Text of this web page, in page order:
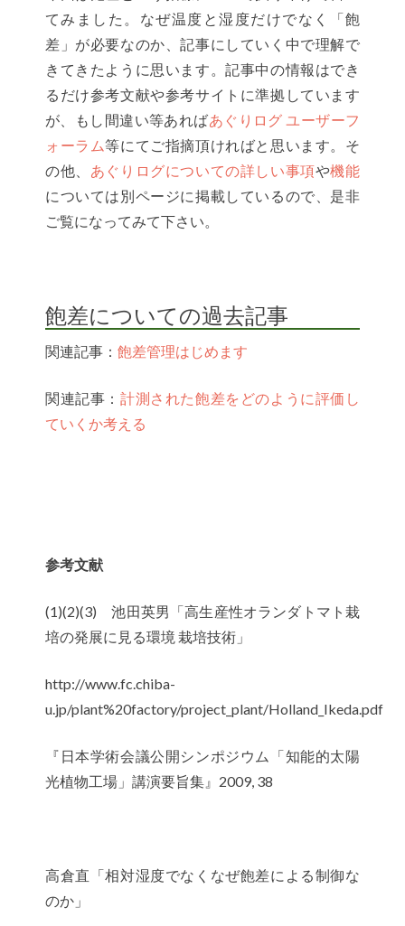
てみました。なぜ温度と湿度だけでなく「飽
差」が必要なのか、記事にしていく中で理解で
きてきたように思います。記事中の情報はでき
るだけ参考文献や参考サイトに準拠しています
が、もし間違い等あればあぐりログ ユーザーフ
ォーラム等にてご指摘頂ければと思います。そ
の他、 あぐりログについての詳しい事項や機能
については別ページに掲載しているので、是非
ご覧になってみて下さい。
飽差についての過去記事
関連記事： 飽差管理はじめます
関連記事： 計測された飽差をどのように評価し
ていくか考える
参考文献
(1)(2)(3) 池田英男「高生産性オランダトマト栽
培の発展に見る環境 栽培技術」
http://www.fc.chiba-
u.jp/plant%20factory/project_plant/Holland_Ikeda.pdf
『日本学術会議公開シンポジウム「知能的太陽
光植物工場」講演要旨集』2009, 38
高倉直「相対湿度でなくなぜ飽差による制御な
のか」